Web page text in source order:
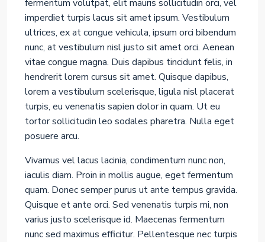
fermentum volutpat, elit mauris sollicitudin orci, vel
imperdiet turpis lacus sit amet ipsum. Vestibulum
ultrices, ex at congue vehicula, ipsum orci bibendum
nunc, at vestibulum nisl justo sit amet orci. Aenean
vitae congue magna. Duis dapibus tincidunt felis, in
hendrerit lorem cursus sit amet. Quisque dapibus,
lorem a vestibulum scelerisque, ligula nisl placerat
turpis, eu venenatis sapien dolor in quam. Ut eu
tortor sollicitudin leo sodales pharetra. Nulla eget
posuere arcu.
Vivamus vel lacus lacinia, condimentum nunc non,
iaculis diam. Proin in mollis augue, eget fermentum
quam. Donec semper purus ut ante tempus gravida.
Quisque et ante orci. Sed venenatis turpis mi, non
varius justo scelerisque id. Maecenas fermentum
nunc sed maximus efficitur. Pellentesque nec turpis